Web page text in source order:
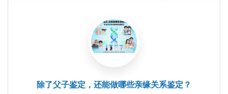
除了父子鉴定，还能做哪些亲缘关系鉴定？